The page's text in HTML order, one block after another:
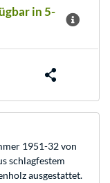
in 5-
1951-32 von
schlagfestem
ausgestattet.